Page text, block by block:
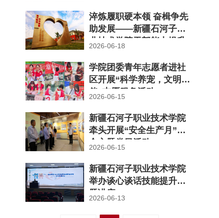
淬炼履职硬本领 奋楫争先
助发展——新疆石河子职
业技术学院干部能力提升
2026-06-18
学院团委青年志愿者进社
区开展“科学养宠，文明相
伴”志愿服务活动
2026-06-15
新疆石河子职业技术学院
牵头开展“安全生产月”联
合主题党日活动
2026-06-15
新疆石河子职业技术学院
举办谈心谈话技能提升专
题讲座
2026-06-13